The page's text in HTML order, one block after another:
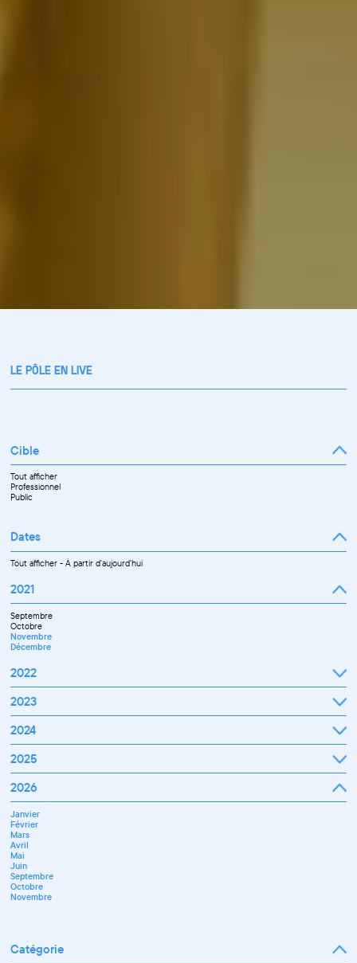
LE PÔLE EN LIVE
Cible
Tout afficher
Professionnel
Public
Dates
Tout afficher-À partir d'aujourd'hui
2021
Septembre
Octobre
Novembre
Décembre
2022
Janvier
Février
Mars
Avril
Juillet
Septembre
Octobre
Novembre
Décembre
2023
Janvier
Février
Mars
Avril
Septembre
Octobre
Novembre
Décembre
2024
Janvier
Février
Mars
Avril
Juillet
Septembre
Novembre
Décembre
2025
Janvier
Février
Mars
Avril
Mai
Juin
Juillet
Septembre
Octobre
Novembre
Décembre
2026
Janvier
Février
Mars
Avril
Mai
Juin
Septembre
Octobre
Novembre
Catégorie